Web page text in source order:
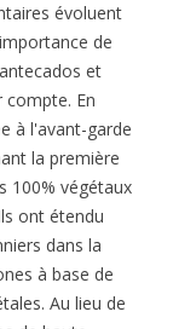
évoluent
de
et
En
à l'avant-garde
la première
100% végétaux
ont étendu
dans la
à base de
Au lieu de